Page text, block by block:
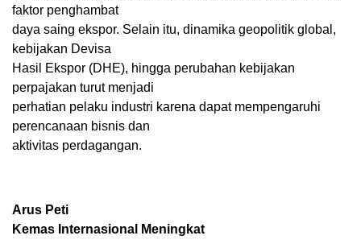
faktor penghambat
daya saing ekspor. Selain itu, dinamika geopolitik global,
kebijakan Devisa
Hasil Ekspor (DHE), hingga perubahan kebijakan
perpajakan turut menjadi
perhatian pelaku industri karena dapat mempengaruhi
perencanaan bisnis dan
aktivitas perdagangan.
Arus Peti
Kemas Internasional Meningkat